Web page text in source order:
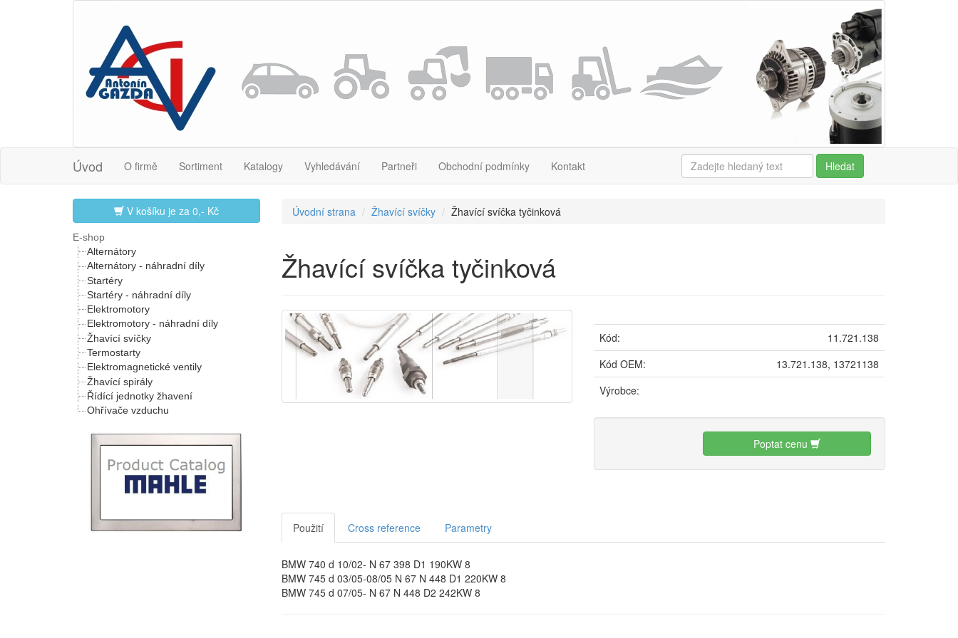
Úvod O firmě Sortiment Katalogy Vyhledávání Partneři Obchodní podmínky Kontakt Hledat
V košíku je za 0,- Kč
E-shop
Alternátory
Alternátory - náhradní díly
Startéry
Startéry - náhradní díly
Elektromotory
Elektromotory - náhradní díly
Žhavící svíčky
Termostarty
Elektromagnetické ventily
Žhavící spirály
Řídící jednotky žhavení
Ohřívače vzduchu
Úvodní strana Žhavící svíčky Žhavící svíčka tyčinková
Žhavící svíčka tyčinková
Kód:
11.721.138
Kód OEM:
13.721.138, 13721138
Výrobce:
Poptat cenu
Použití Cross reference Parametry
BMW 740 d 10/02- N 67 398 D1 190KW 8
BMW 745 d 03/05-08/05 N 67 N 448 D1 220KW 8
BMW 745 d 07/05- N 67 N 448 D2 242KW 8